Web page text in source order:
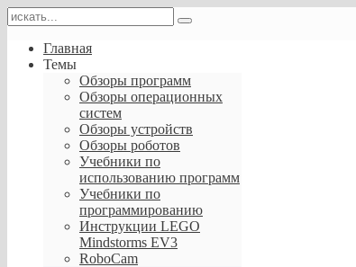
Главная
Темы
Обзоры программ
Обзоры операционных
систем
Обзоры устройств
Обзоры роботов
Учебники по
использованию программ
Учебники по
программированию
Инструкции LEGO
Mindstorms EV3
RoboCam